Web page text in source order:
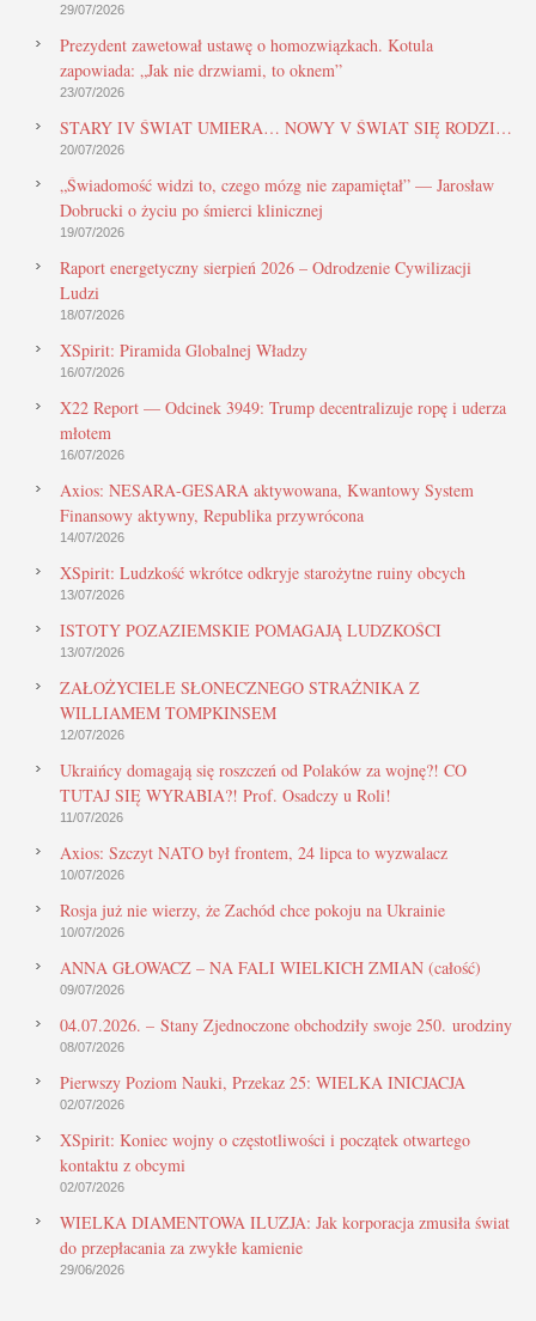
29/07/2026
Prezydent zawetował ustawę o homozwiązkach. Kotula
zapowiada: „Jak nie drzwiami, to oknem”
23/07/2026
STARY IV ŚWIAT UMIERA… NOWY V ŚWIAT SIĘ RODZI…
20/07/2026
„Świadomość widzi to, czego mózg nie zapamiętał” — Jarosław
Dobrucki o życiu po śmierci klinicznej
19/07/2026
Raport energetyczny sierpień 2026 – Odrodzenie Cywilizacji
Ludzi
18/07/2026
XSpirit: Piramida Globalnej Władzy
16/07/2026
X22 Report — Odcinek 3949: Trump decentralizuje ropę i uderza
młotem
16/07/2026
Axios: NESARA-GESARA aktywowana, Kwantowy System
Finansowy aktywny, Republika przywrócona
14/07/2026
XSpirit: Ludzkość wkrótce odkryje starożytne ruiny obcych
13/07/2026
ISTOTY POZAZIEMSKIE POMAGAJĄ LUDZKOŚCI
13/07/2026
ZAŁOŻYCIELE SŁONECZNEGO STRAŻNIKA Z
WILLIAMEM TOMPKINSEM
12/07/2026
Ukraińcy domagają się roszczeń od Polaków za wojnę?! CO
TUTAJ SIĘ WYRABIA?! Prof. Osadczy u Roli!
11/07/2026
Axios: Szczyt NATO był frontem, 24 lipca to wyzwalacz
10/07/2026
Rosja już nie wierzy, że Zachód chce pokoju na Ukrainie
10/07/2026
ANNA GŁOWACZ – NA FALI WIELKICH ZMIAN (całość)
09/07/2026
04.07.2026. – Stany Zjednoczone obchodziły swoje 250. urodziny
08/07/2026
Pierwszy Poziom Nauki, Przekaz 25: WIELKA INICJACJA
02/07/2026
XSpirit: Koniec wojny o częstotliwości i początek otwartego
kontaktu z obcymi
02/07/2026
WIELKA DIAMENTOWA ILUZJA: Jak korporacja zmusiła świat
do przepłacania za zwykłe kamienie
29/06/2026